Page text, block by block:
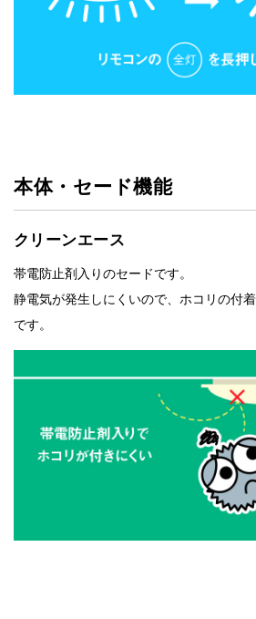
本体・セード機能
クリーンエース
帯電防止剤入りのセードです。
静電気が発生しにくいので、ホコリの付
です。